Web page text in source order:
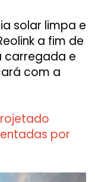
solar limpa e
a fim de
carregada e
com a
por